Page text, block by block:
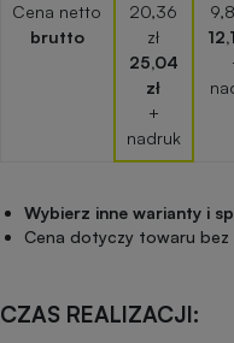
Cena netto
brutto
20,36
zł
25,04
zł
+
nadruk
Wybierz inne warianty i
Cena dotyczy towaru bez
CZAS REALIZACJI: